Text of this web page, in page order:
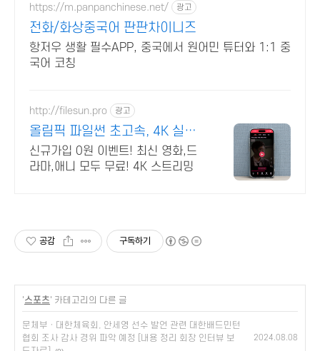
https://m.panpanchinese.net/ 광고
전화/화상중국어 판판차이니즈
항저우 생활 필수APP, 중국에서 원어민 튜터와 1:1 중
국어 코칭
http://filesun.pro 광고
올림픽 파일썬 초고속, 4K 실시
간 보기!
신규가입 0원 이벤트! 최신 영화,드
라마,애니 모두 무료! 4K 스트리밍
공감 구독하기
'스포츠' 카테고리의 다른 글
문체부 · 대한체육회, 안세영 선수 발언 관련 대한배드민턴
협회 조사 감사 경위 파악 예정 [내용 정리 회장 인터뷰 보
2024.08.08